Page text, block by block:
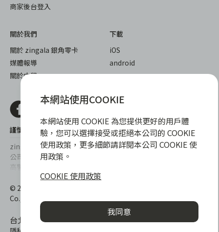
商家後台登入
關於我們
關於 zingala 銀角零卡
媒體報導
關於中租
下載
iOS
android
謹慎衡量自身財務狀況，理性理財最安心
zingala銀角零卡/仲信資融沒有代辦公司及代辦業務，也未與代辦
公司合作，更不會要求您提供實體銀行提款卡或實體信用卡，請提
高警覺，勿受騙上當！
提醒您，消費前請審慎評估財務狀況，理性理財最安心。總費用年
百分率區間為0%~15.9%，實際費用率，仍以各合作商家提供之商
品或服務為準，且每一案件實際之年百分率仍視其個別產品及分期
往來條件而有所不同，總費用年百分率不等於分期費用率。
© 2022 仲信資融股份有限公司 Chailease Consumer Finance
Co., Ltd. All Rights Reserved.
台北市內湖區內湖路一段392號6F
本網站使用COOKIE
本網站使用 COOKIE 為您提供更好的用戶體
驗，您可以選擇接受或拒絕本公司的 COOKIE
使用政策，更多細節請詳閱本公司 COOKIE 使
用政策。
COOKIE 使用政策
我同意